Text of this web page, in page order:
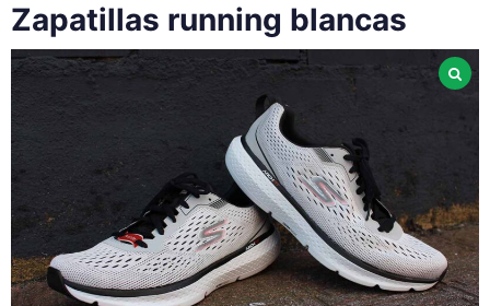
Zapatillas running blancas